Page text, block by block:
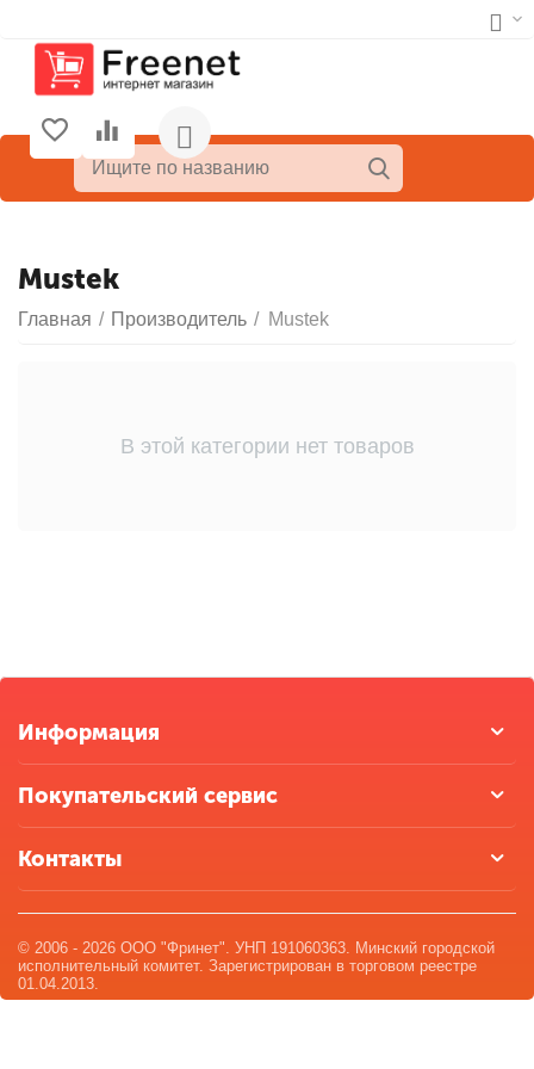
Mustek
Главная / Производитель / Mustek
В этой категории нет товаров
Информация
Покупательский сервис
Контакты
© 2006 - 2026 ООО "Фринет". УНП 191060363. Минский городской
исполнительный комитет. Зарегистрирован в торговом реестре
01.04.2013.